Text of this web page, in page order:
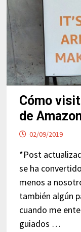
Cómo
de
02/09/2019
*Post
se ha
menos a
también algún
cuando me
guiados …